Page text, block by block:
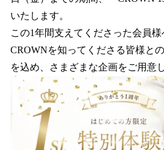
いたします。
この1年間支えてくださった会員
CROWNを知ってくださる皆様と
を込め、さまざまな企画をご用意